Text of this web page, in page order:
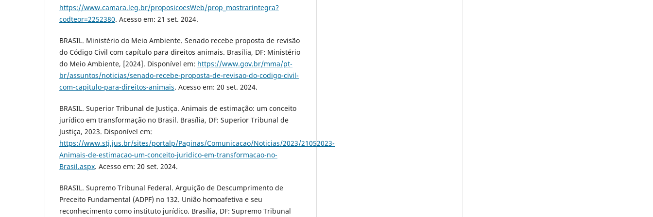
https://www.camara.leg.br/proposicoesWeb/prop_mostrarintegra?
codteor=2252380. Acesso em: 21 set. 2024.
BRASIL. Ministério do Meio Ambiente. Senado recebe proposta de revisão
do Código Civil com capítulo para direitos animais. Brasília, DF: Ministério
do Meio Ambiente, [2024]. Disponível em: https://www.gov.br/mma/pt-
br/assuntos/noticias/senado-recebe-proposta-de-revisao-do-codigo-civil-
com-capitulo-para-direitos-animais. Acesso em: 20 set. 2024.
BRASIL. Superior Tribunal de Justiça. Animais de estimação: um conceito
jurídico em transformação no Brasil. Brasília, DF: Superior Tribunal de
Justiça, 2023. Disponível em:
https://www.stj.jus.br/sites/portalp/Paginas/Comunicacao/Noticias/2023/21052023-
Animais-de-estimacao-um-conceito-juridico-em-transformacao-no-
Brasil.aspx. Acesso em: 20 set. 2024.
BRASIL. Supremo Tribunal Federal. Arguição de Descumprimento de
Preceito Fundamental (ADPF) no 132. União homoafetiva e seu
reconhecimento como instituto jurídico. Brasília, DF: Supremo Tribunal